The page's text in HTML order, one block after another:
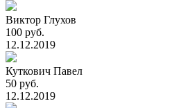
Виктор Глухов
100 руб.
12.12.2019
Куткович Павел
50 руб.
12.12.2019